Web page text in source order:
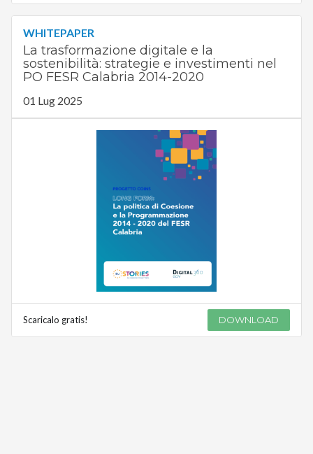
WHITEPAPER
La trasformazione digitale e la
sostenibilità: strategie e investimenti nel
PO FESR Calabria 2014-2020
01 Lug 2025
Scaricalo gratis! DOWNLOAD